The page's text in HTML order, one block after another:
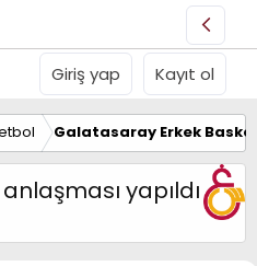
Giriş yap Kayıt ol
Galatasaray Erkek
yapıldı